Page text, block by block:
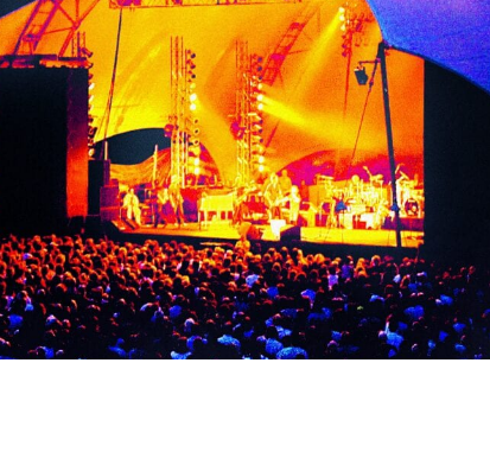
RU
FI
ZH
KO
JA
UK
BG